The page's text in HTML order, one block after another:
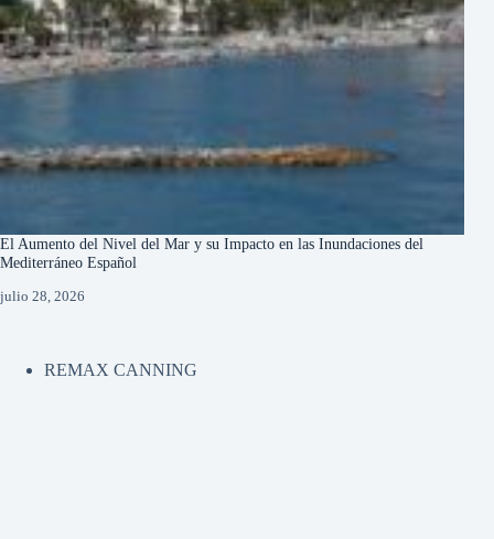
El Aumento del Nivel del Mar y su Impacto en las Inundaciones del
Mediterráneo Español
julio 28, 2026
REMAX CANNING